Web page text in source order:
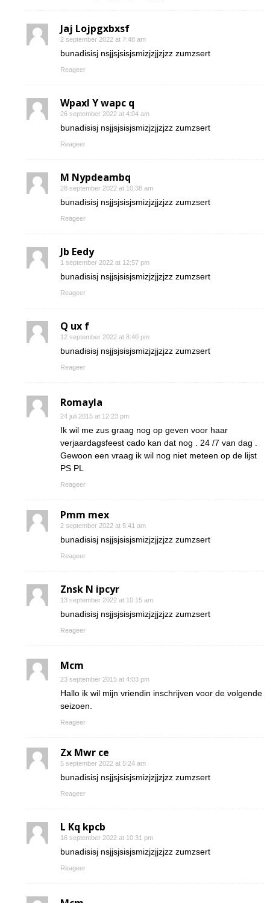
Jaj Lojpgxbxsf
2 september 2022 at 7:48 am
bunadisisj nsjjsjsisjsmizjzjjzjzz zumzsert
Reageer
Wpaxl Y wapc q
26 september 2022 at 4:04 am
bunadisisj nsjjsjsisjsmizjzjjzjzz zumzsert
Reageer
M Nypdeambq
28 september 2022 at 10:38 am
bunadisisj nsjjsjsisjsmizjzjjzjzz zumzsert
Reageer
Jb Eedy
1 september 2022 at 12:57 pm
bunadisisj nsjjsjsisjsmizjzjjzjzz zumzsert
Reageer
Q ux f
12 september 2022 at 8:40 pm
bunadisisj nsjjsjsisjsmizjzjjzjzz zumzsert
Reageer
Romayla
24 juli 2015 at 12:23 pm
Ik wil me zus graag nog op geven voor haar
verjaardagsfeest cado kan dat nog . 24 /7 van dag .
Gewoon een vraag ik wil nog niet meteen op de lijst
PS PL
Reageer
Pmm mex
2 september 2022 at 5:41 am
bunadisisj nsjjsjsisjsmizjzjjzjzz zumzsert
Reageer
Znsk N ipcyr
13 september 2022 at 10:15 am
bunadisisj nsjjsjsisjsmizjzjjzjzz zumzsert
Reageer
Mcm
23 september 2015 at 4:03 pm
Hallo ik wil mijn vriendin inschrijven voor de volgende
seizoen.
Reageer
Zx Mwr ce
5 september 2022 at 5:24 am
bunadisisj nsjjsjsisjsmizjzjjzjzz zumzsert
Reageer
L Kq kpcb
16 september 2022 at 10:31 pm
bunadisisj nsjjsjsisjsmizjzjjzjzz zumzsert
Reageer